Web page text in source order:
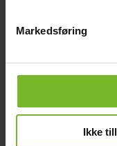
Markedsføring
Ikke